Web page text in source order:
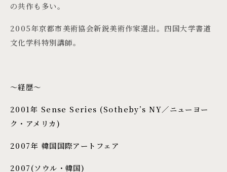
の共作も多い。
2005年京都市美術協会新鋭美術作家選出。四国大学書道
文化学科特別講師。
～経歴～
2001年 Sense Series (Sotheby’s NY／ニューヨー
ク・アメリカ)
2007年 韓国国際アートフェア
2007(ソウル・韓国)